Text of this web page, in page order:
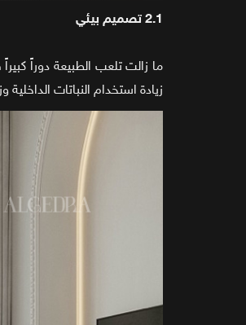
2.1 تصميم بيئي
زيادة استخدام النباتات